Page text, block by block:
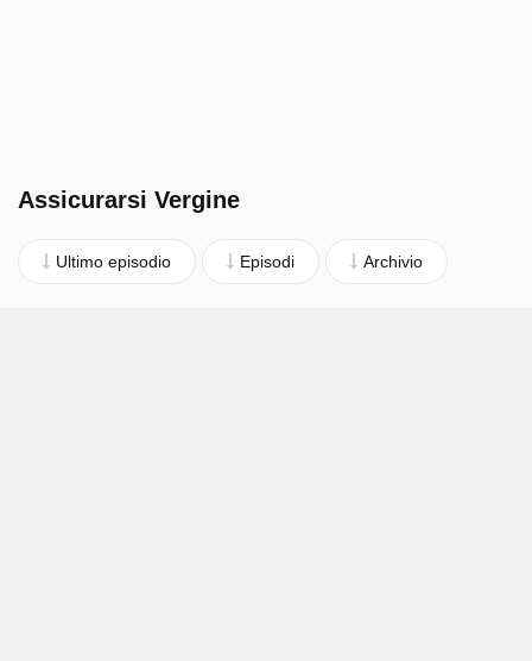
Assicurarsi Vergine
Ultimo episodio Episodi Archivio